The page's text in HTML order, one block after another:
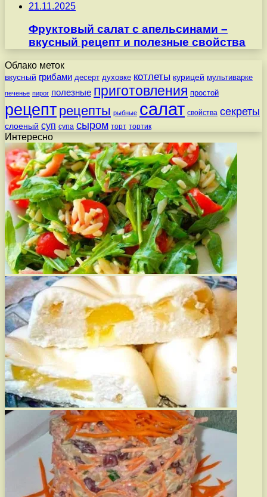
21.11.2025
Фруктовый салат с апельсинами –
вкусный рецепт и полезные свойства
Облако меток
вкусный грибами десерт духовке котлеты курицей мультиварке
печенье пирог полезные приготовления простой
рецепт рецепты рыбные салат свойства секреты
слоеный суп супа сыром торт тортик
Интересно